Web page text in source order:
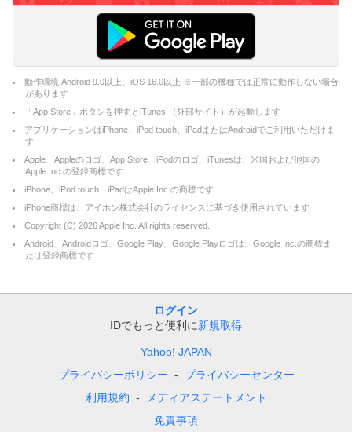
動作環境 Android 9.0以上、iOS 16.0以上 ※一部の機種では正常に動作しない場合
があります
「App Store」ボタンを押すとiTunes （外部サイト）が起動します
アプリケーションはiPhone、iPod touch、iPadまたはAndroidでご利用いただけま
す
Apple、Appleのロゴ、App Store、iPodのロゴ、iTunesは、米国および他国の
Apple Inc.の登録商標です
iPhone、iPod touch、iPadはApple Inc.の商標です
iPhone商標は、アイホン株式会社のライセンスに基づき使用されています
Copyright (C) 2026Apple Inc. All rights reserved.
Android、Androidロゴ、Google Play、Google Playロゴは、Google Inc.の商標ま
たは登録商標です
ログイン
IDでもっと便利に新規取得
Yahoo! JAPAN
プライバシーポリシー
プライバシーセンター
利用規約
メディアステートメント
免責事項